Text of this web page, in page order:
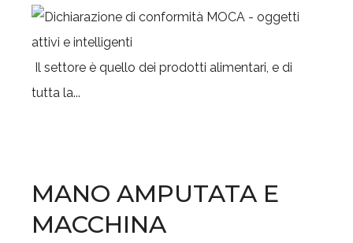
Il settore è quello dei prodotti alimentari, e di
tutta la...
MANO AMPUTATA E
MACCHINA